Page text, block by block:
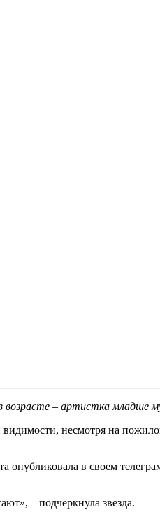
возрасте – артистка
несмотря на
в своем
– подчеркнула звезда.